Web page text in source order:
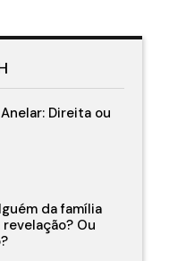
Direita ou
da família
Ou